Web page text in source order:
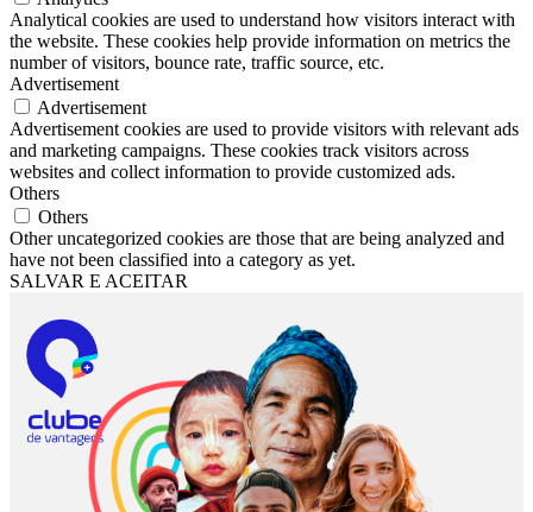
Analytical cookies are used to understand how visitors interact with
the website. These cookies help provide information on metrics the
number of visitors, bounce rate, traffic source, etc.
Advertisement
Advertisement
Advertisement cookies are used to provide visitors with relevant ads
and marketing campaigns. These cookies track visitors across
websites and collect information to provide customized ads.
Others
Others
Other uncategorized cookies are those that are being analyzed and
have not been classified into a category as yet.
SALVAR E ACEITAR